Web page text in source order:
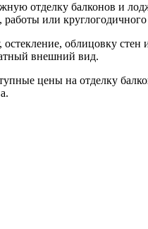
отделку балконов и
или круглогодичного
облицовку
внешний вид.
цены на отделку